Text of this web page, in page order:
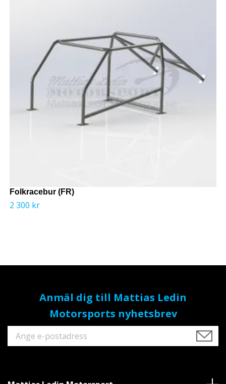
Folkracebur (FR)
2 300 kr
Anmäl dig till Mattias Ledin
Motorsports nyhetsbrev